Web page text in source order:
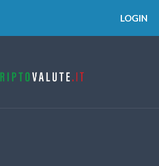
LOGIN